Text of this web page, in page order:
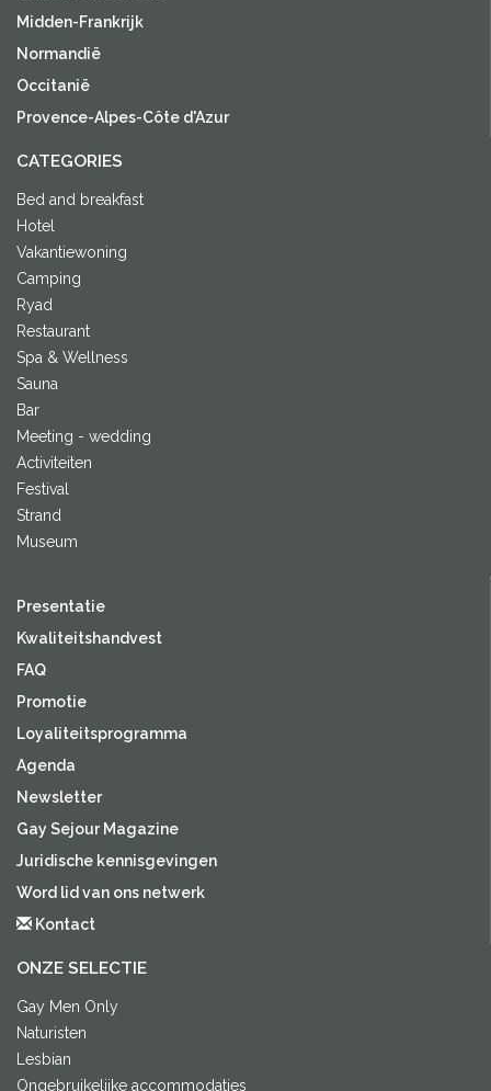
Midden-Frankrijk
Normandië
Occitanië
Provence-Alpes-Côte d'Azur
CATEGORIES
Bed and breakfast
Hotel
Vakantiewoning
Camping
Ryad
Restaurant
Spa & Wellness
Sauna
Bar
Meeting - wedding
Activiteiten
Festival
Strand
Museum
Presentatie
Kwaliteitshandvest
FAQ
Promotie
Loyaliteitsprogramma
Agenda
Newsletter
Gay Sejour Magazine
Juridische kennisgevingen
Word lid van ons netwerk
Kontact
ONZE SELECTIE
Gay Men Only
Naturisten
Lesbian
Ongebruikelijke accommodaties